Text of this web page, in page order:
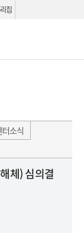
집
소식
체) 심의결